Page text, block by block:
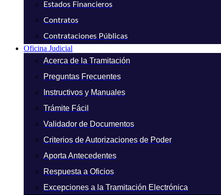
Estados Financieros
Contratos
Contrataciones Públicas
Oficina Judicial
Acerca de la Tramitación
Preguntas Frecuentes
Instructivos y Manuales
Trámite Fácil
Validador de Documentos
Criterios de Autorizaciones de Poder
Aporta Antecedentes
Respuesta a Oficios
Excepciones a la Tramitación Electrónica